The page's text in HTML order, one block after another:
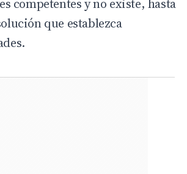
competentes y no existe, hasta
que establezca